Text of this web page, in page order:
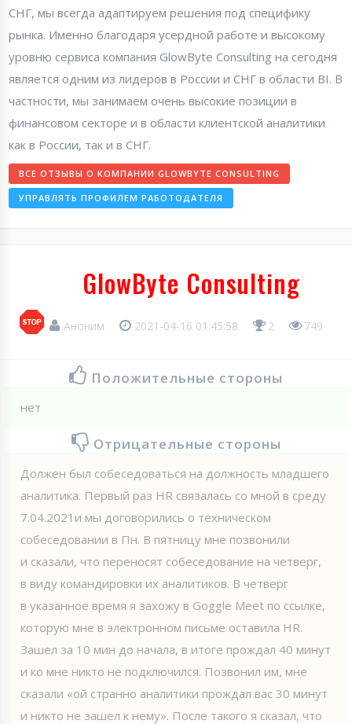
СНГ, мы всегда адаптируем решения под специфику
рынка. Именно благодаря усердной работе и высокому
уровню сервиса компания GlowByte Consulting на сегодня
является одним из лидеров в России и СНГ в области BI. В
частности, мы занимаем очень высокие позиции в
финансовом секторе и в области клиентской аналитики
как в России, так и в СНГ.
ВСЕ ОТЗЫВЫ О КОМПАНИИ GLOWBYTE CONSULTING
УПРАВЛЯТЬ ПРОФИЛЕМ РАБОТОДАТЕЛЯ
GlowByte Consulting
Аноним 2021-04-16 01:45:58 2 749
Положительные стороны
нет
Отрицательные стороны
Должен был собеседоваться на должность младшего
аналитика. Первый раз HR связалась со мной в среду
7.04.2021и мы договорились о техническом
собеседовании в Пн. В пятницу мне позвонили
и сказали, что переносят собеседование на четверг,
в виду командировки их аналитиков. В четверг
в указанное время я захожу в Goggle Meet по ссылке,
которую мне в электронном письме оставила HR.
Зашел за 10 мин до начала, в итоге прождал 40 минут
и ко мне никто не подключился. Позвонил им, мне
сказали «ой странно аналитики прождал вас 30 минут
и никто не зашел к нему». После такого я сказал, что